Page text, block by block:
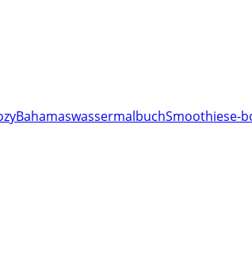
BahamaswassermalbuchSmoothiese-